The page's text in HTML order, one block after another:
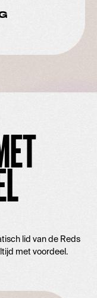
lid van de Reds
met voordeel.